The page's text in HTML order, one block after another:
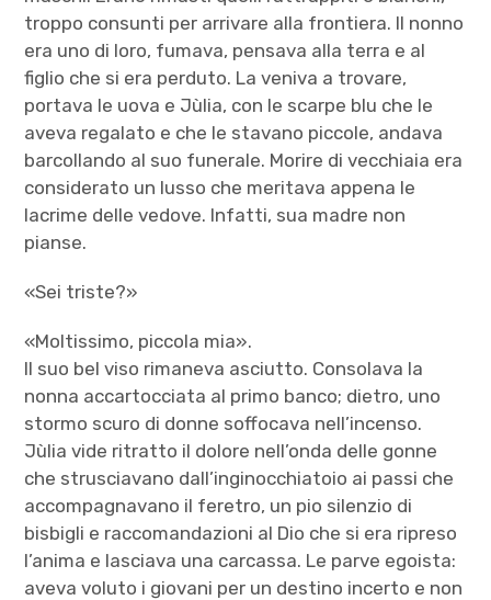
troppo consunti per arrivare alla frontiera. Il nonno
era uno di loro, fumava, pensava alla terra e al
figlio che si era perduto. La veniva a trovare,
portava le uova e Jùlia, con le scarpe blu che le
aveva regalato e che le stavano piccole, andava
barcollando al suo funerale. Morire di vecchiaia era
considerato un lusso che meritava appena le
lacrime delle vedove. Infatti, sua madre non
pianse.
«Sei triste?»
«Moltissimo, piccola mia».
Il suo bel viso rimaneva asciutto. Consolava la
nonna accartocciata al primo banco; dietro, uno
stormo scuro di donne soffocava nell’incenso.
Jùlia vide ritratto il dolore nell’onda delle gonne
che strusciavano dall’inginocchiatoio ai passi che
accompagnavano il feretro, un pio silenzio di
bisbigli e raccomandazioni al Dio che si era ripreso
l’anima e lasciava una carcassa. Le parve egoista:
aveva voluto i giovani per un destino incerto e non